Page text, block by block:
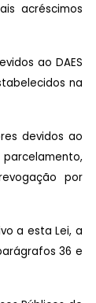
acréscimos
ao DAES
na
devidos ao
por
a esta Lei, a
36 e